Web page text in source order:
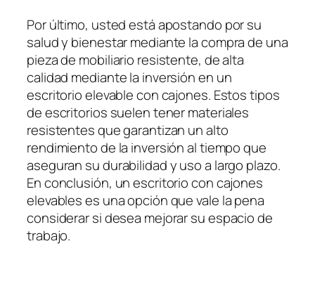
Por último, usted está apostando por su
salud y bienestar mediante la compra de una
pieza de mobiliario resistente, de alta
calidad mediante la inversión en un
escritorio elevable con cajones. Estos tipos
de escritorios suelen tener materiales
resistentes que garantizan un alto
rendimiento de la inversión al tiempo que
aseguran su durabilidad y uso a largo plazo.
En conclusión, un escritorio con cajones
elevables es una opción que vale la pena
considerar si desea mejorar su espacio de
trabajo.